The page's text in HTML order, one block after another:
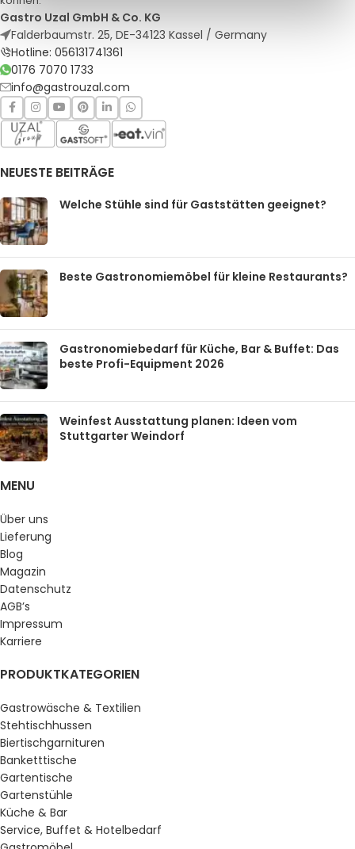
Gastro Uzal GmbH & Co. KG
Falderbaumstr. 25, DE-34123 Kassel / Germany
Hotline: 056131741361
0176 7070 1733
info@gastrouzal.com
NEUESTE BEITRÄGE
Welche Stühle sind für Gaststätten geeignet?
Beste Gastronomiemöbel für kleine Restaurants?
Gastronomiebedarf für Küche, Bar & Buffet: Das
beste Profi-Equipment 2026
Weinfest Ausstattung planen: Ideen vom
Stuttgarter Weindorf
MENU
Über uns
Lieferung
Blog
Magazin
Datenschutz
AGB’s
Impressum
Karriere
PRODUKTKATEGORIEN
Gastrowäsche & Textilien
Stehtischhussen
Biertischgarnituren
Banketttische
Gartentische
Gartenstühle
Küche & Bar
Service, Buffet & Hotelbedarf